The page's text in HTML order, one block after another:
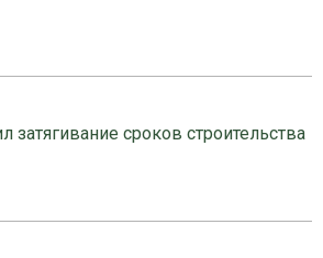
затягивание сроков строительства